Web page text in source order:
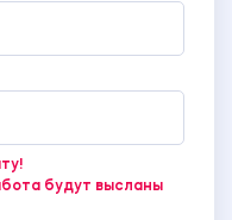
будут высланы